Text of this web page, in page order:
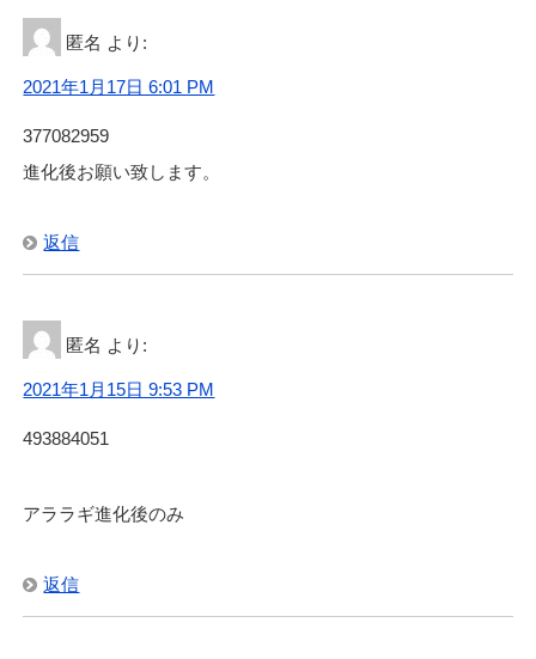
匿名 より:
2021年1月17日 6:01 PM
377082959
進化後お願い致します。
返信
匿名 より:
2021年1月15日 9:53 PM
493884051
アララギ進化後のみ
返信